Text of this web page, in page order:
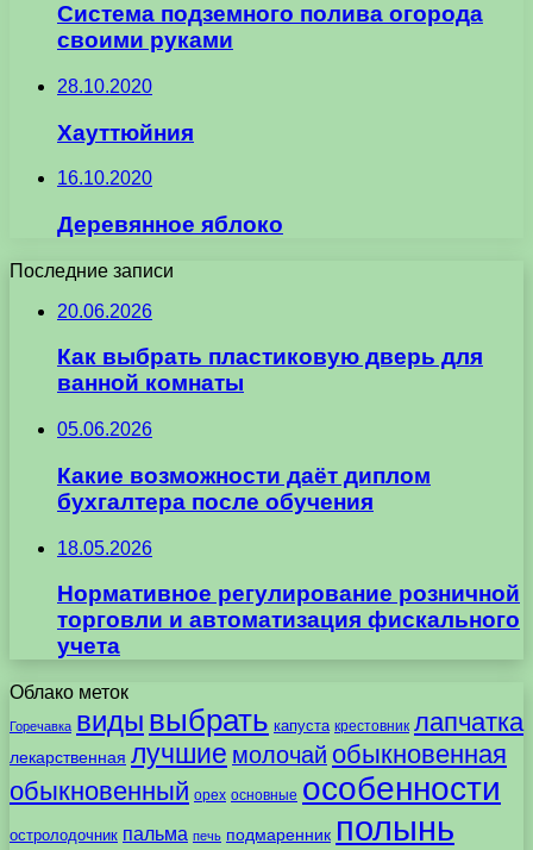
Система подземного полива огорода
своими руками
28.10.2020
Хауттюйния
16.10.2020
Деревянное яблоко
Последние записи
20.06.2026
Как выбрать пластиковую дверь для
ванной комнаты
05.06.2026
Какие возможности даёт диплом
бухгалтера после обучения
18.05.2026
Нормативное регулирование розничной
торговли и автоматизация фискального
учета
Облако меток
Горечавка виды выбрать капуста крестовник лапчатка
лекарственная лучшие молочай обыкновенная
обыкновенный орех основные особенности
остролодочник пальма печь подмаренник полынь